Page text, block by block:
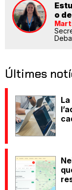
o
Últimes